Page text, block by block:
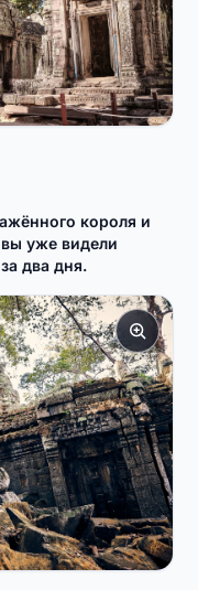
короля и
уже видели
два дня.